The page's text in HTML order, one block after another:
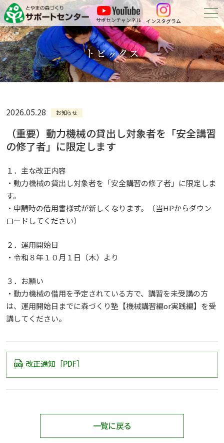
サポセンチャンネル インスタグラム
森づくりについて
森づくりに参加する
申請・報告等の
お問い合わせ
トピックス
2026.05.28 お知らせ
（重要）動力機械の貸出し対象者を「安全講習
の修了者」に限定します
１．主な改正内容
・動力機械の貸出し対象者を「安全講習の修了者」に限定しま
す。
・申請時の借用書様式が新しくなります。（当HPからダウン
ロードしてください）
２．運用開始日
・令和８年１０月１日（木）より
３．お願い
・動力機械の借用を予定されている方で、講習を未受講の方
は、運用開始日までに森づくり塾【機械講習編or実践編】を受
講してください。
改正通知［PDF］
一覧に戻る